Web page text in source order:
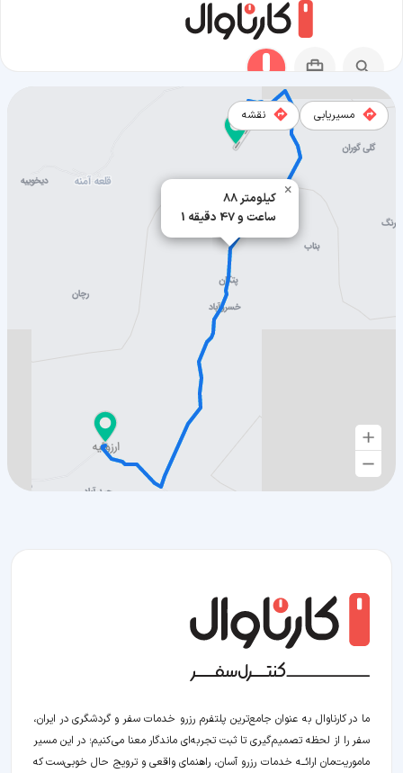
88 کیلومتر
1 ساعت و 47 دقیقه
×
مسیریابی نقشه
مسیر ارزوئیه به بافت
ما در کارناوال به عنوان جامع‌ترین پلتفرم رزرو خدمات سفر و گردشگری در ایران،
سفر را از لحظه‌ تصمیم‌گیری تا ثبت تجربه‌ای ماندگار معنا می‌کنیم؛ در این مسیر‍
ماموریت‌مان اراﺋــﻪ خدمات رزرو آسان، راهنمای واقعی و ترویج حال خوبی‌ست که